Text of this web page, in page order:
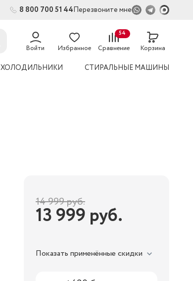
8 800 700 51 44Перезвоните мне
Войти Избранное Сравнение
54
Корзина
ХОЛОДИЛЬНИКИ СТИРАЛЬНЫЕ МАШИНЫ
13 999 руб.
14 999руб.
Показать применённые скидки